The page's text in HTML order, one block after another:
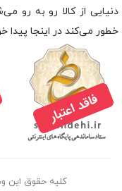
دنیایی از کالا رو به رو
خطور می‌کند در اینجا پیدا
کلیه حقوق این